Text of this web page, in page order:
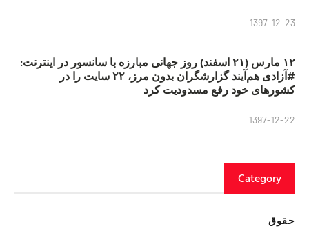
1397-12-23
۱۲ مارس (۲۱ اسفند) روز جهانی مبارزه با سانسور در اینترنت:
#آزادی هم‌آیند گزارشگران‌ بدون مرز، ۲۲ سایت را در
کشورهای خود رفع مسدودیت کرد
1397-12-22
Category
حقوق